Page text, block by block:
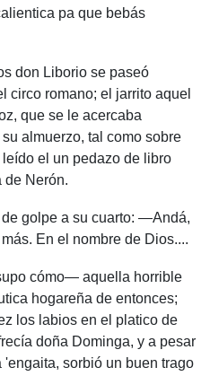
pa que bebás
don Liborio se paseó
circo romano; el jarrito aquel
que se le acercaba
almuerzo, tal como sobre
el un pedazo de libro
de Nerón.
golpe a su cuarto: —Andá,
En el nombre de Dios....
cómo— aquella horrible
hogareña de entonces;
los labios en el platico de
doña Dominga, y a pesar
sorbió un buen trago